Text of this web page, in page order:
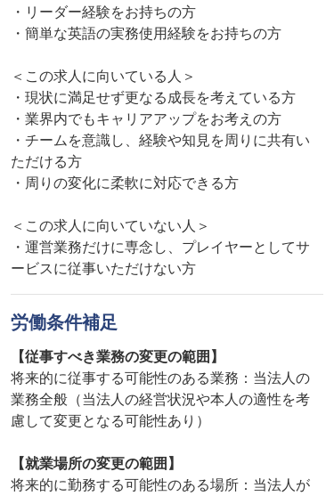
・リーダー経験をお持ちの方
・簡単な英語の実務使用経験をお持ちの方
＜この求人に向いている人＞
・現状に満足せず更なる成長を考えている方
・業界内でもキャリアアップをお考えの方
・チームを意識し、経験や知見を周りに共有い
ただける方
・周りの変化に柔軟に対応できる方
＜この求人に向いていない人＞
・運営業務だけに専念し、プレイヤーとしてサ
ービスに従事いただけない方
労働条件補足
【従事すべき業務の変更の範囲】
将来的に従事する可能性のある業務：当法人の
業務全般（当法人の経営状況や本人の適性を考
慮して変更となる可能性あり）
【就業場所の変更の範囲】
将来的に勤務する可能性のある場所：当法人が